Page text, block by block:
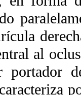
al
portador